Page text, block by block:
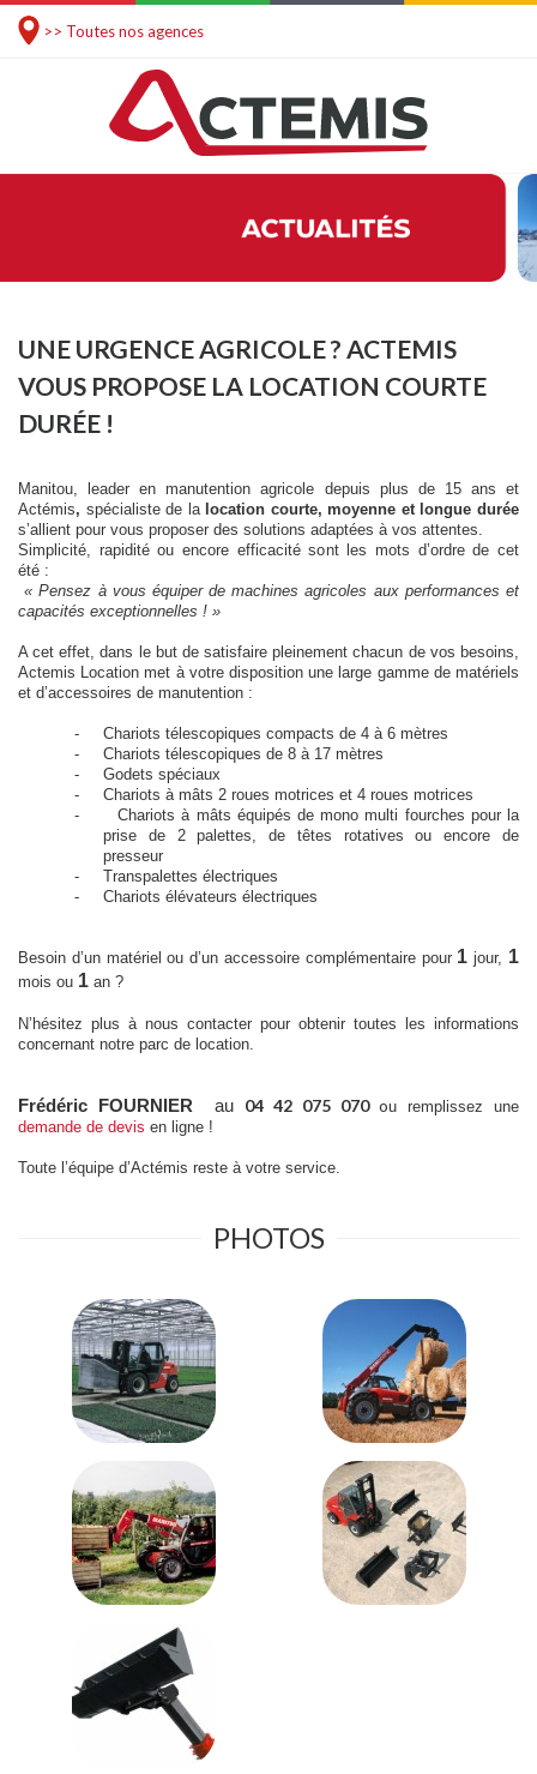
>> Toutes nos agences
UNE URGENCE AGRICOLE ? ACTEMIS
VOUS PROPOSE LA LOCATION COURTE
DURÉE !
Manitou, leader en manutention agricole depuis plus de 15 ans et
Actémis, spécialiste de lalocation courte, moyenne et longue durée
s’allient pour vous proposer des solutions adaptées à vos attentes.
Simplicité, rapidité ou encore efficacité sont les mots d’ordre de cet
été :
« Pensez à vous équiper de machines agricoles aux performances et
capacités exceptionnelles ! »
A cet effet, dans le but de satisfaire pleinement chacun de vos besoins,
Actemis Location met à votre disposition une large gamme de matériels
et d’accessoires de manutention :
- Chariots télescopiques compacts de 4 à 6 mètres
-
Chariots télescopiques de 8 à 17 mètres
-
Godets spéciaux
-
Chariots à mâts 2 roues motrices et 4 roues motrices
-
Chariots à mâts équipés de mono multi fourches pour la
prise de 2 palettes, de têtes rotatives ou encore de
presseur
-
Transpalettes électriques
-
Chariots élévateurs électriques
Besoin d’un matériel ou d’un accessoire complémentaire pour 1 jour, 1
mois ou 1 an ?
N’hésitez plus à nous contacter pour obtenir toutes les informations
concernant notre parc de location.
Frédéric FOURNIER au 04 42 075 070ou remplissez une
demande de devis en ligne !
Toute l’équipe d’Actémis reste à votre service.
PHOTOS